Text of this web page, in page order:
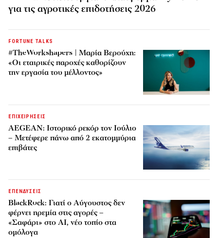
για τις αγροτικές επιδοτήσεις 2026
FORTUNE TALKS
#TheWorkshapers | Μαρία Βερούχη:
«Οι εταιρικές παροχές καθορίζουν
την εργασία του μέλλοντος»
ΕΠΙΧΕΙΡΗΣΕΙΣ
AEGEAN: Ιστορικό ρεκόρ τον Ιούλιο
– Μετέφερε πάνω από 2 εκατομμύρια
επιβάτες
ΕΠΕΝΔΥΣΕΙΣ
BlackRock: Γιατί ο Αύγουστος δεν
φέρνει ηρεμία στις αγορές –
«Σαφάρι» στο AI, νέο τοπίο στα
ομόλογα